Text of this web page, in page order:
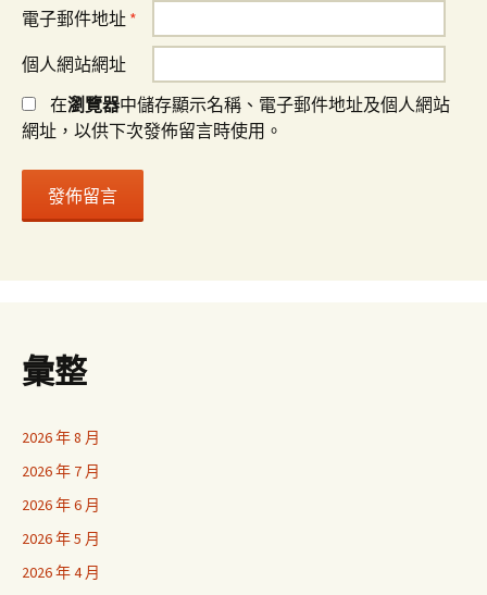
電子郵件地址 *
個人網站網址
在瀏覽器中儲存顯示名稱、電子郵件地址及個人網站
網址，以供下次發佈留言時使用。
彙整
2026 年 8 月
2026 年 7 月
2026 年 6 月
2026 年 5 月
2026 年 4 月